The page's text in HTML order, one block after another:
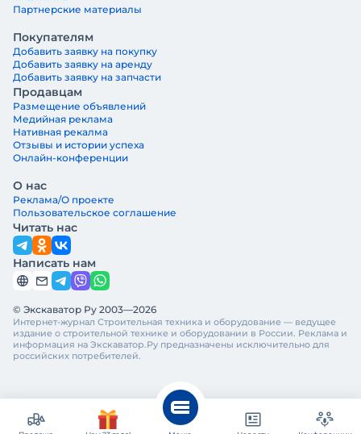
Партнерские материалы
Покупателям
Добавить заявку на покупку
Добавить заявку на аренду
Добавить заявку на запчасти
Продавцам
Размещение объявлений
Медийная реклама
Нативная рекалма
Отзывы и истории успеха
Онлайн-конференции
О нас
Реклама/О проекте
Пользовательское соглашение
Читать нас
Написать нам
© Экскаватор Ру 2003—2026
Интернет-журнал Строительная техника и оборудование — ведущее
издание о строительной технике и оборудовании в России. Реклама и
информация на Экскаватор.Ру предназначены исключительно для
российских потребителей.